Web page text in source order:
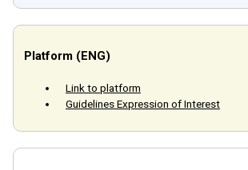
Platform (ENG)
Link to platform
Guidelines Expression of Interest